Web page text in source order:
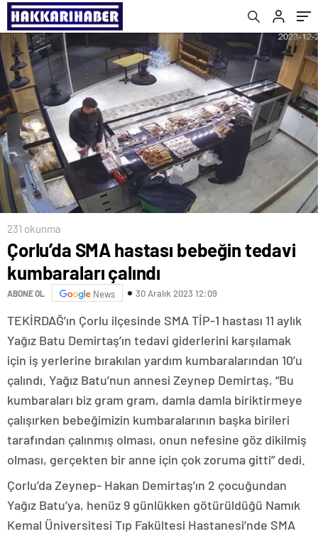
231 okunma
Çorlu’da SMA hastası bebeğin tedavi
kumbaraları çalındı
ABONE OL News 30 Aralık 2023 12:09
TEKİRDAĞ’ın Çorlu ilçesinde SMA TİP-1 hastası 11 aylık
Yağız Batu Demirtaş’ın tedavi giderlerini karşılamak
için iş yerlerine bırakılan yardım kumbaralarından 10’u
çalındı. Yağız Batu’nun annesi Zeynep Demirtaş, “Bu
kumbaraları biz gram gram, damla damla biriktirmeye
çalışırken bebeğimizin kumbaralarının başka birileri
tarafından çalınmış olması, onun nefesine göz dikilmiş
olması, gerçekten bir anne için çok zoruma gitti” dedi.
Çorlu’da Zeynep- Hakan Demirtaş’ın 2 çocuğundan
Yağız Batu’ya, henüz 9 günlükken götürüldüğü Namık
Kemal Üniversitesi Tıp Fakültesi Hastanesi’nde SMA